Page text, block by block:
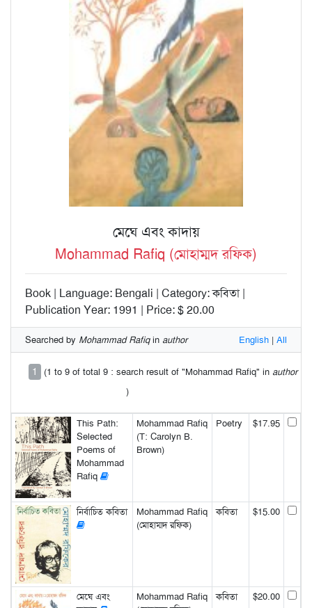
মেঘে এবং কাদায়
Mohammad Rafiq (মোহাম্মদ রফিক)
Book | Language: Bengali | Category: কবিতা |
Publication Year: 1991 | Price: $ 20.00
Searched by Mohammad Rafiqin author English | All
1 (1 to 9 of total 9 : search result of "Mohammad Rafiq" in author
)
This Path:
Selected
Poems of
Mohammad
Rafiq
Mohammad Rafiq
(T: Carolyn B.
Brown)
Poetry $17.95
নির্বাচিত কবিতা
Mohammad Rafiq
(মোহাম্মদ রফিক)
কবিতা $15.00
মেঘে এবং
Mohammad Rafiq
কবিতা $20.00